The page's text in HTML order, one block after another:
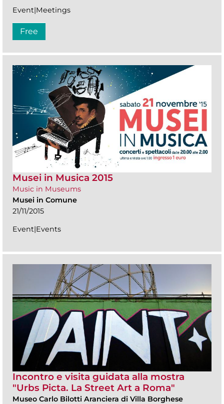
Event|Meetings
Free
Musei in Musica 2015
Music in Museums
Musei in Comune
21/11/2015
Event|Events
Incontro e visita guidata alla mostra
"Urbs Picta. La Street Art a Roma"
Museo Carlo Bilotti Aranciera di Villa Borghese